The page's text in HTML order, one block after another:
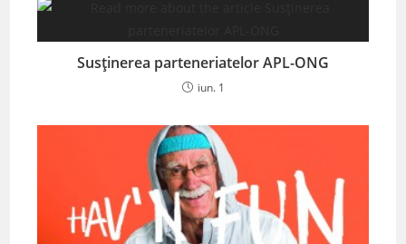
Susținerea parteneriatelor APL-ONG
iun. 1